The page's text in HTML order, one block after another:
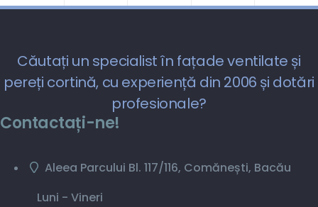
Căutați un specialist în fațade ventilate și
pereți cortină, cu experiență din 2006 și dotări
profesionale?
Contactați-ne!
Aleea Parcului Bl. 117/116, Comănești, Bacău
Luni - Vineri